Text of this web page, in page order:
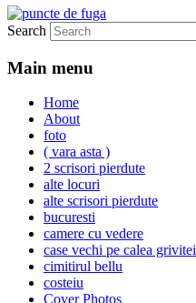
Search
Main menu
Home
About
foto
( vara asta )
2 scrisori pierdute
alte locuri
alte scrisori pierdute
bucuresti
camere cu vedere
case vechi pe calea grivitei
cimitirul bellu
costeiu
Cover Photos